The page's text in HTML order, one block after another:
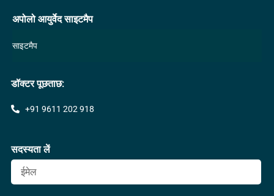
अपोलो आयुर्वेद साइटमैप
साइटमैप
डॉक्टर पूछताछ:
+91 9611 202 918
सदस्यता लें